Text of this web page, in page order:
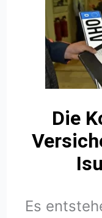
Die
Es